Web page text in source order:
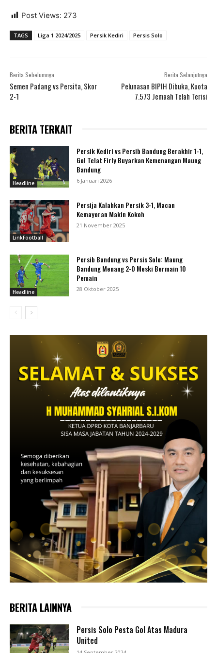
Post Views: 273
TAGS Liga 1 2024/2025 Persik Kediri Persis Solo
Berita Sebelumnya
Semen Padang vs Persita, Skor
2-1
Berita Selanjutnya
Pelunasan BIPIH Dibuka, Kuota
7.573 Jemaah Telah Terisi
BERITA TERKAIT
Headline
Persik Kediri vs Persib Bandung Berakhir 1-1,
Gol Telat Firly Buyarkan Kemenangan Maung
Bandung
6 Januari 2026
LinkFootball
Persija Kalahkan Persik 3-1, Macan
Kemayoran Makin Kokoh
21 November 2025
Headline
Persib Bandung vs Persis Solo: Maung
Bandung Menang 2-0 Meski Bermain 10
Pemain
28 Oktober 2025
BERITA LAINNYA
Persis Solo Pesta Gol Atas Madura
United